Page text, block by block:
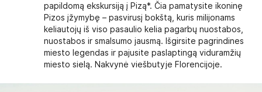
papildomą ekskursiją į Pizą*. Čia pamatysite ikoninę
Pizos įžymybę – pasvirusį bokštą, kuris milijonams
keliautojų iš viso pasaulio kelia pagarbų nuostabos,
nuostabos ir smalsumo jausmą. Išgirsite pagrindines
miesto legendas ir pajusite paslaptingą viduramžių
miesto sielą. Nakvynė viešbutyje Florencijoje.